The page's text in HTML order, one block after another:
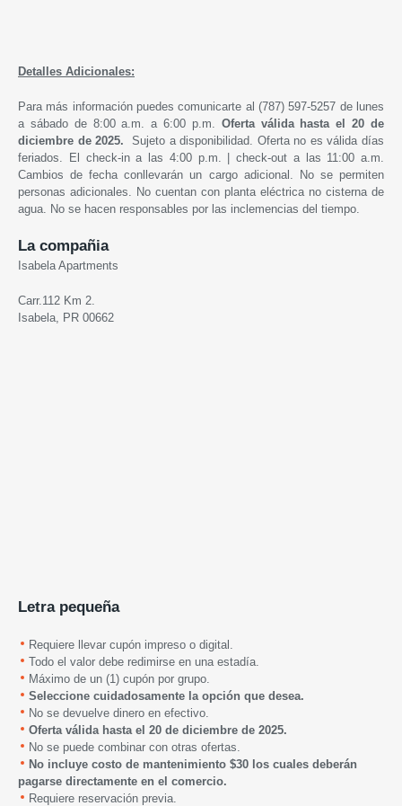
Detalles Adicionales:
Para más información puedes comunicarte al (787) 597-5257 de lunes
a sábado de 8:00 a.m. a 6:00 p.m. Oferta válida hastael 20 de
diciembre de2025.
Sujeto a disponibilidad. Oferta no es válida días
feriados. El check-in a las 4:00 p.m. | check-out a las 11:00 a.m.
Cambios de fecha conllevarán un cargo adicional. No se permiten
personas adicionales. No cuentan con planta eléctrica no cisterna de
agua. No se hacen responsables por las inclemencias del tiempo.
La compañia
Isabela Apartments
Carr.112 Km 2.
Isabela, PR 00662
Letra pequeña
Requiere llevar cupón impreso o digital.
Todo el valor debe redimirse en una estadía.
Máximo de un (1) cupón por grupo.
Seleccione cuidadosamente la opción que desea.
No se devuelve dinero en efectivo.
Oferta válida hasta el 20 de diciembre de 2025.
No se puede combinar con otras ofertas.
No incluye costo de mantenimiento $30 los cuales deberán
pagarse directamente en el comercio.
Requiere reservación previa.